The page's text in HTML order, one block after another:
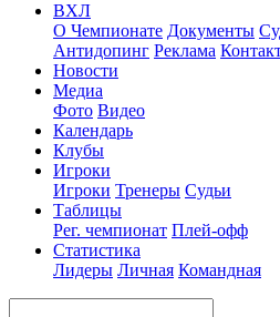
ВХЛ
О Чемпионате Документы
Антидопинг Реклама
Новости
Медиа
Фото Видео
Календарь
Клубы
Игроки
Игроки Тренеры Судьи
Таблицы
Рег. чемпионат Плей-офф
Статистика
Лидеры Личная Командная